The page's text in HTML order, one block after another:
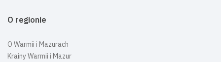
O regionie
O Warmii i Mazurach
Krainy Warmii i Mazur